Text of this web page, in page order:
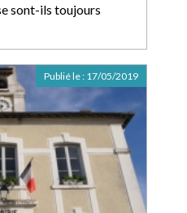
sont-ils toujours
Publié le : 17/05/2019